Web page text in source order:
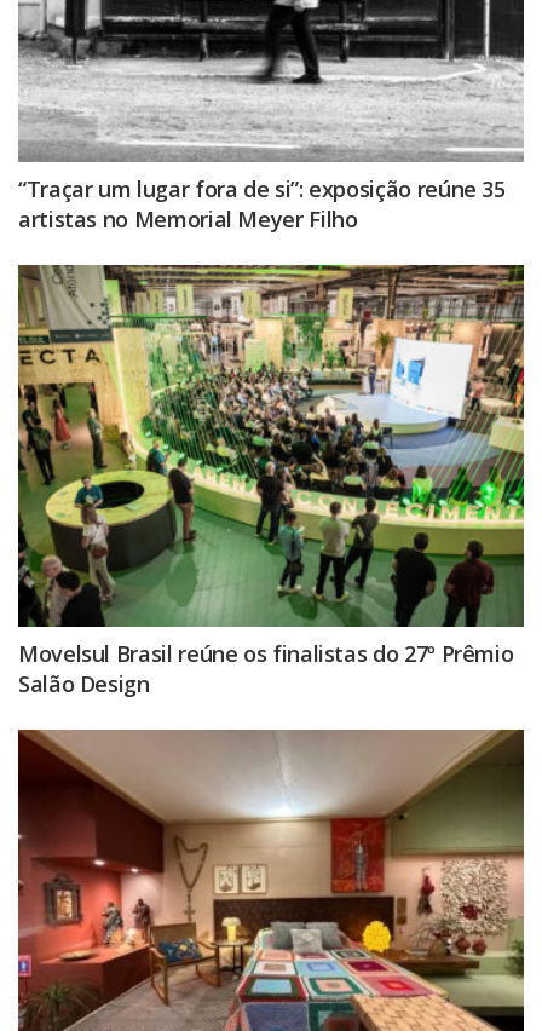
“Traçar um lugar fora de si”: exposição reúne 35
artistas no Memorial Meyer Filho
Movelsul Brasil reúne os finalistas do 27º Prêmio
Salão Design